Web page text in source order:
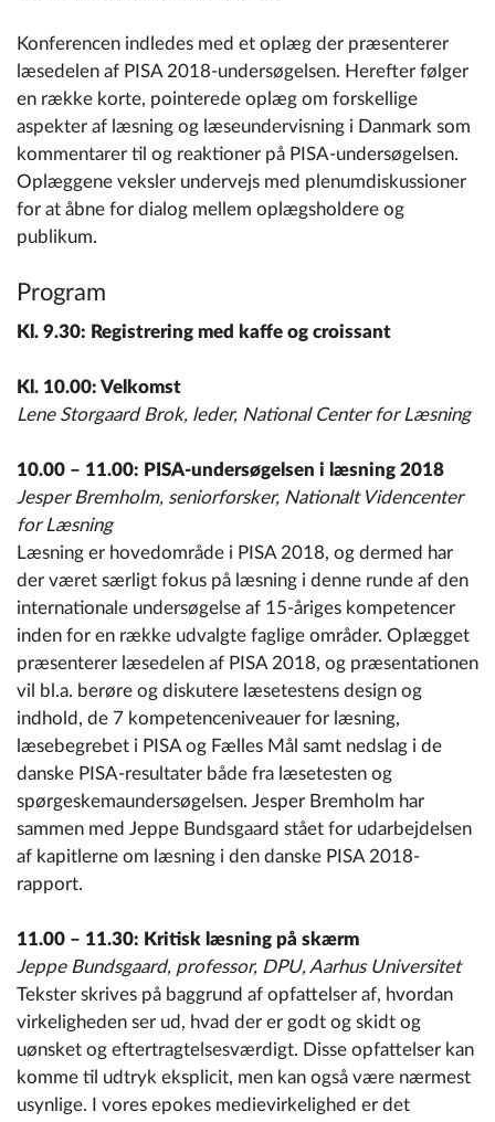
Konferencen indledes med et oplæg der præsenterer
læsedelen af PISA 2018-undersøgelsen. Herefter følger
en række korte, pointerede oplæg om forskellige
aspekter af læsning og læseundervisning i Danmark som
kommentarer til og reaktioner på PISA-undersøgelsen.
Oplæggene veksler undervejs med plenumdiskussioner
for at åbne for dialog mellem oplægsholdere og
publikum.
Program
Kl. 9.30: Registrering med kaffe og croissant
Kl. 10.00: Velkomst
Lene Storgaard Brok, leder, National Center for Læsning
10.00 – 11.00: PISA-undersøgelsen i læsning 2018
Jesper Bremholm, seniorforsker, Nationalt Videncenter
for Læsning
Læsning er hovedområde i PISA 2018, og dermed har
der været særligt fokus på læsning i denne runde af den
internationale undersøgelse af 15-åriges kompetencer
inden for en række udvalgte faglige områder. Oplægget
præsenterer læsedelen af PISA 2018, og præsentationen
vil bl.a. berøre og diskutere læsetestens design og
indhold, de 7 kompetenceniveauer for læsning,
læsebegrebet i PISA og Fælles Mål samt nedslag i de
danske PISA-resultater både fra læsetesten og
spørgeskemaundersøgelsen. Jesper Bremholm har
sammen med Jeppe Bundsgaard stået for udarbejdelsen
af kapitlerne om læsning i den danske PISA 2018-
rapport.
11.00 – 11.30: Kritisk læsning på skærm
Jeppe Bundsgaard, professor, DPU, Aarhus Universitet
Tekster skrives på baggrund af opfattelser af, hvordan
virkeligheden ser ud, hvad der er godt og skidt og
uønsket og eftertragtelsesværdigt. Disse opfattelser kan
komme til udtryk eksplicit, men kan også være nærmest
usynlige. I vores epokes medievirkelighed er det